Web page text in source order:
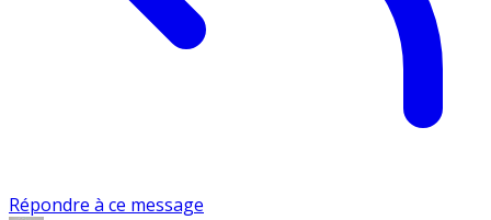
Répondre à ce message